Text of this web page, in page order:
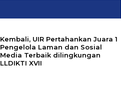
Kembali, UIR Pertahankan Juara 1
Pengelola Laman dan Sosial
Media Terbaik dilingkungan
LLDIKTI XVII